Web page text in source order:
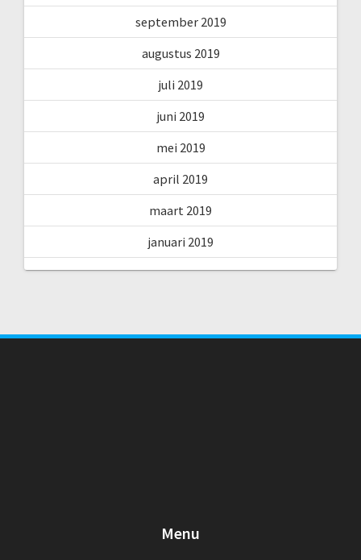
september 2019
augustus 2019
juli 2019
juni 2019
mei 2019
april 2019
maart 2019
januari 2019
Menu